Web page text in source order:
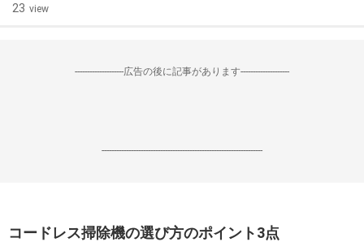
23 view
--------------------広告の後に記事があります--------------------
------------------------------------------------------------------
コードレス掃除機の選び方のポイント3点